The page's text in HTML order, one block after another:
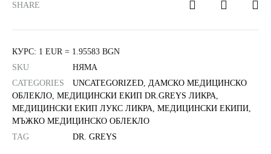
SHARE
КУРС: 1 EUR = 1.95583 BGN
SKU
НЯМА
CATEGORIES
UNCATEGORIZED, ДАМСКО МЕДИЦИНСКО
ОБЛЕКЛО, МЕДИЦИНСКИ ЕКИП DR.GREYS ЛИКРА,
МЕДИЦИНСКИ ЕКИП ЛУКС ЛИКРА, МЕДИЦИНСКИ ЕКИПИ,
МЪЖКО МЕДИЦИНСКО ОБЛЕКЛО
TAG
DR. GREYS